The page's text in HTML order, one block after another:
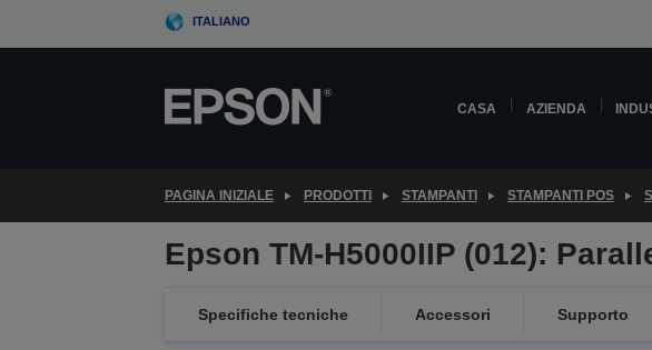
ITALIANO
CASA AZIENDA
PAGINA INIZIALE PRODOTTI STAMPANTI STAMPANTI POS
Epson TM-H5000IIP (012):
Specifiche tecniche Accessori Supporto